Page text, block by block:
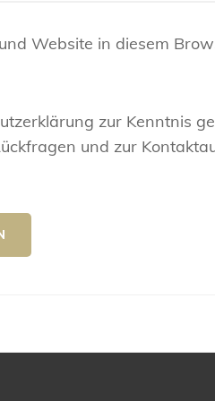
Website in diesem
zur Kenntnis
und zur